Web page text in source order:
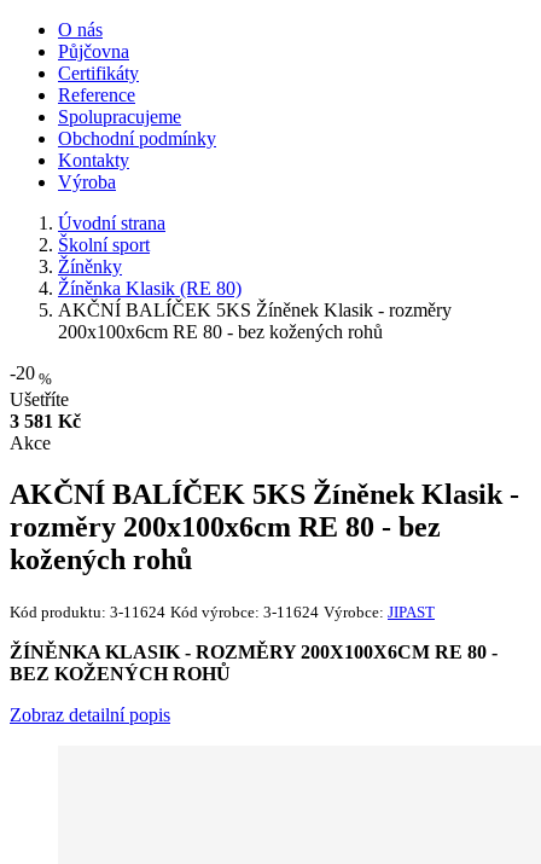
O nás
Půjčovna
Certifikáty
Reference
Spolupracujeme
Obchodní podmínky
Kontakty
Výroba
Úvodní strana
Školní sport
Žíněnky
Žíněnka Klasik (RE 80)
AKČNÍ BALÍČEK 5KS Žíněnek Klasik - rozměry
200x100x6cm RE 80 - bez kožených rohů
-20 %
Ušetříte
3 581 Kč
Akce
AKČNÍ BALÍČEK 5KS Žíněnek Klasik -
rozměry 200x100x6cm RE 80 - bez
kožených rohů
Kód produktu: 3-11624 Kód výrobce: 3-11624 Výrobce: JIPAST
ŽÍNĚNKA KLASIK - ROZMĚRY 200X100X6CM RE 80 -
BEZ KOŽENÝCH ROHŮ
Zobraz detailní popis